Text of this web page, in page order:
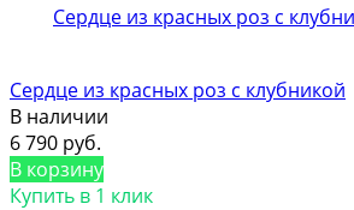
Сердце из красных роз с клубникой
В наличии
6 790 руб.
В корзину
Купить в 1 клик